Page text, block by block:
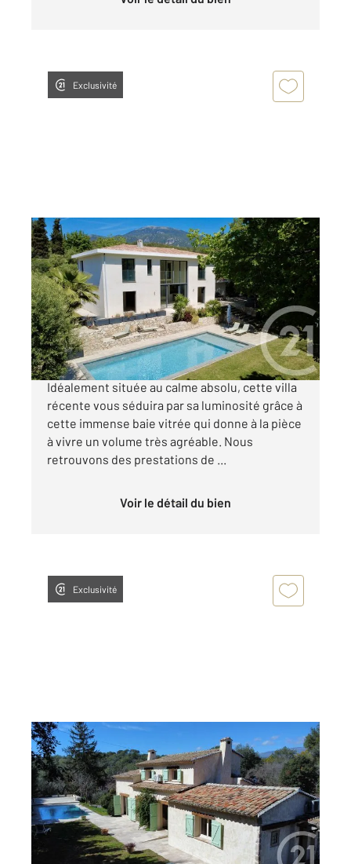
Exclusivité
ROQUEFORT LES PINS 06
174,88 m2, 5 pièces
Ref : 31949
Maison à vendre
1 490 000 €
CO - EXCLUSIVITE - ROQUEFORT LES PINS :
Idéalement située au calme absolu, cette villa
récente vous séduira par sa luminosité grâce à
cette immense baie vitrée qui donne à la pièce
à vivre un volume très agréable. Nous
retrouvons des prestations de ...
Voir le détail du bien
Exclusivité
ROQUEFORT LES PINS 06
160 m2, 7 pièces
Ref : 31555
Maison à vendre
1 580 000 €